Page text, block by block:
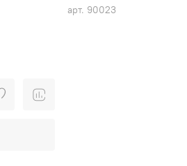
арт. 90023